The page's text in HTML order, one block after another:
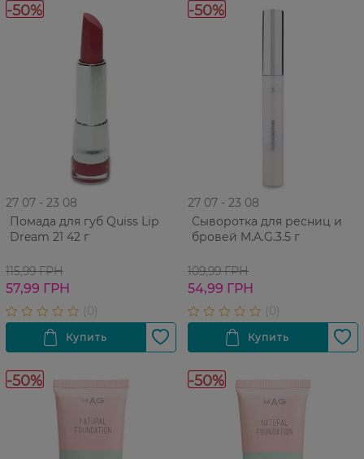
-50%
27 07 - 23 08
Помада для губ Quiss Lip
Dream 21 42 г
115,99 ГРН
57,99 ГРН
-50%
27 07 - 23 08
Сыворотка для ресниц и
бровей M.A.G.3.5 г
109,99 ГРН
54,99 ГРН
-50% -50%